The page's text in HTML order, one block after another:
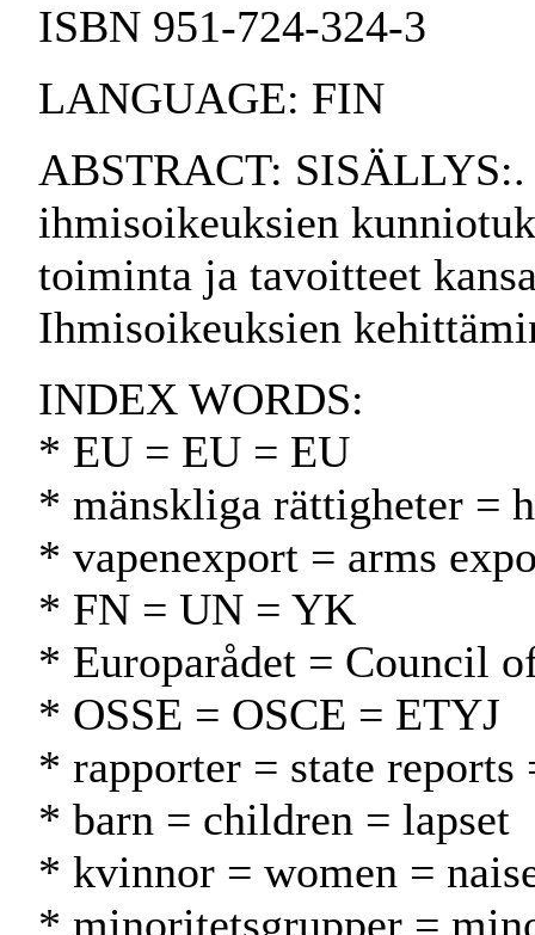
ISBN 951-724-324-3
LANGUAGE: FIN
ABSTRACT:
ihmisoikeuksien
toiminta ja tavoitteet
Ihmisoikeuksien
INDEX WORDS:
* EU = EU = EU
* mänskliga rättigheter =
* vapenexport = arms
* FN = UN = YK
* Europarådet = Council
* OSSE = OSCE = ETYJ
* rapporter = state reports
* barn = children = lapset
* kvinnor = women =
* minoritetsgrupper =